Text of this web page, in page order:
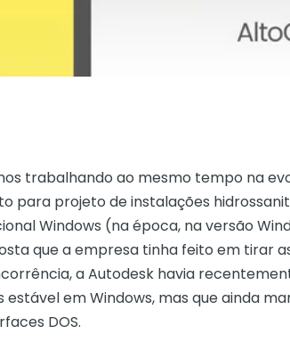
trabalhando ao mesmo tempo na
para projeto de instalações
Windows (na época, na versão
que a empresa tinha feito em tirar
a Autodesk havia
estável em Windows, mas que ainda
DOS.